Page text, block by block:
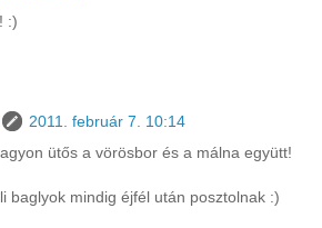
:)
2011. február 7. 10:14
ütős a vörösbor és a málna együtt!
baglyok mindig éjfél után posztolnak :)